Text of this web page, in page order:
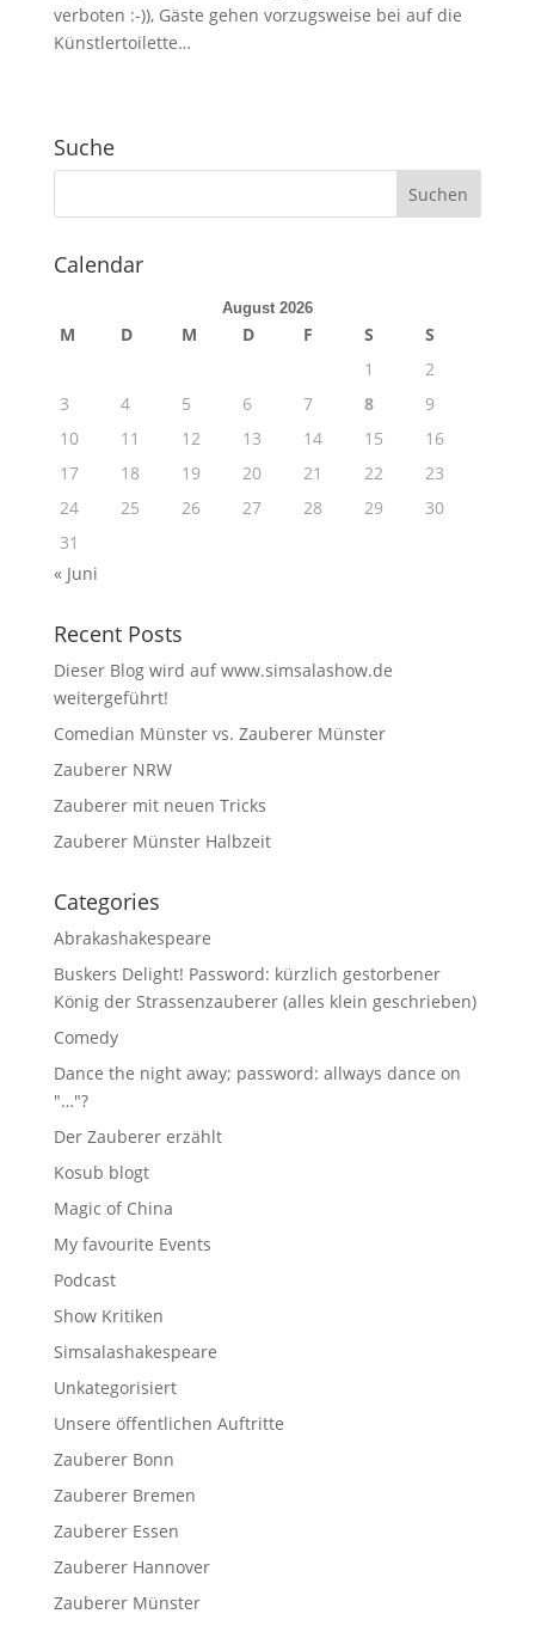
verboten :-)), Gäste gehen vorzugsweise bei auf die
Künstlertoilette…
Suche
Calendar
August 2026
M D M D F S
S
1
2
3
4 5 6 7 8
9
10
11 12 13 14 15
16
17
18 19 20 21 22
23
24
25 26 27 28 29
30
31
« Juni
Recent Posts
Dieser Blog wird auf www.simsalashow.de
weitergeführt!
Comedian Münster vs. Zauberer Münster
Zauberer NRW
Zauberer mit neuen Tricks
Zauberer Münster Halbzeit
Categories
Abrakashakespeare
Buskers Delight! Password: kürzlich gestorbener
König der Strassenzauberer (alles klein geschrieben)
Comedy
Dance the night away; password: allways dance on
"…"?
Der Zauberer erzählt
Kosub blogt
Magic of China
My favourite Events
Podcast
Show Kritiken
Simsalashakespeare
Unkategorisiert
Unsere öffentlichen Auftritte
Zauberer Bonn
Zauberer Bremen
Zauberer Essen
Zauberer Hannover
Zauberer Münster